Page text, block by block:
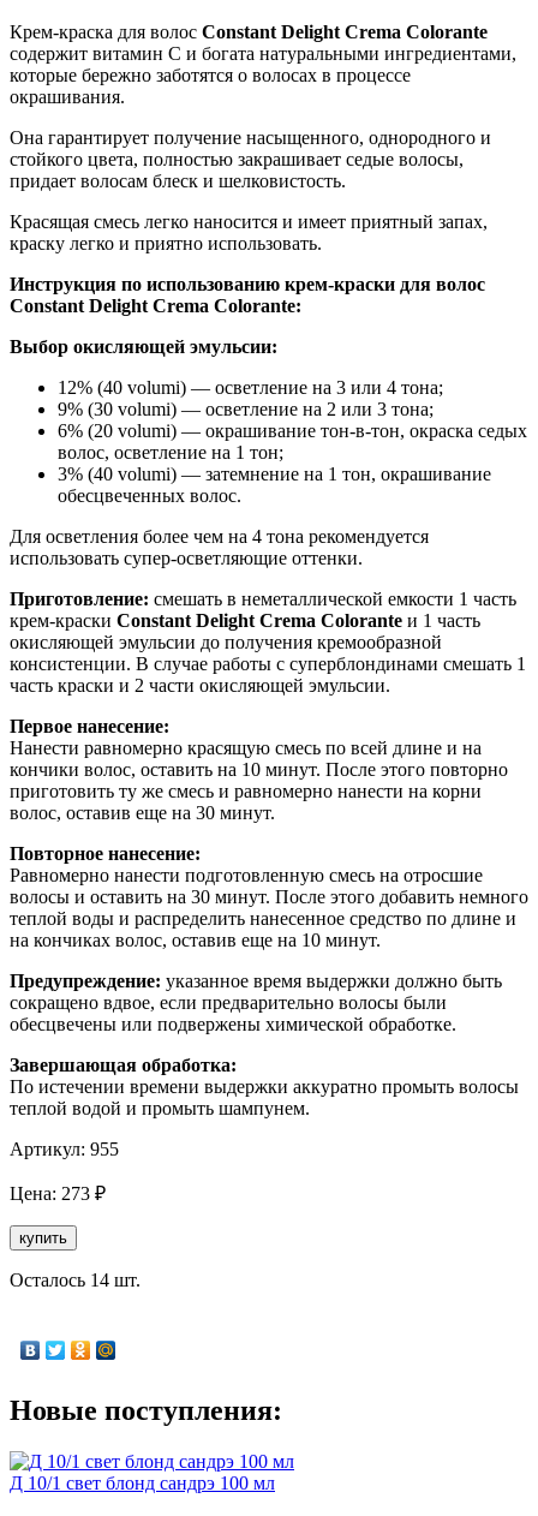
Крем-краска для волос Constant Delight Crema Colorante
содержит витамин С и богата натуральными ингредиентами,
которые бережно заботятся о волосах в процессе
окрашивания.
Она гарантирует получение насыщенного, однородного и
стойкого цвета, полностью закрашивает седые волосы,
придает волосам блеск и шелковистость.
Красящая смесь легко наносится и имеет приятный запах,
краску легко и приятно использовать.
Инструкция по использованию крем-краски для волос
Constant Delight Crema Colorante:
Выбор окисляющей эмульсии:
12% (40 volumi) — осветление на 3 или 4 тона;
9% (30 volumi) — осветление на 2 или 3 тона;
6% (20 volumi) — окрашивание тон-в-тон, окраска седых
волос, осветление на 1 тон;
3% (40 volumi) — затемнение на 1 тон, окрашивание
обесцвеченных волос.
Для осветления более чем на 4 тона рекомендуется
использовать супер-осветляющие оттенки.
Приготовление: смешать в неметаллической емкости 1 часть
крем-краски Constant Delight Crema Colorante и 1 часть
окисляющей эмульсии до получения кремообразной
консистенции. В случае работы с суперблондинами смешать 1
часть краски и 2 части окисляющей эмульсии.
Первое нанесение:
Нанести равномерно красящую смесь по всей длине и на
кончики волос, оставить на 10 минут. После этого повторно
приготовить ту же смесь и равномерно нанести на корни
волос, оставив еще на 30 минут.
Повторное нанесение:
Равномерно нанести подготовленную смесь на отросшие
волосы и оставить на 30 минут. После этого добавить немного
теплой воды и распределить нанесенное средство по длине и
на кончиках волос, оставив еще на 10 минут.
Предупреждение: указанное время выдержки должно быть
сокращено вдвое, если предварительно волосы были
обесцвечены или подвержены химической обработке.
Завершающая обработка:
По истечении времени выдержки аккуратно промыть волосы
теплой водой и промыть шампунем.
Артикул: 955
Цена: 273 ₽
купить
Осталось 14 шт.
Новые поступления:
Д 10/1 свет блонд сандрэ 100 мл